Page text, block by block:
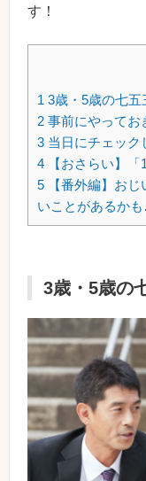
す！
1 3歳・5歳の七五
2 事前にやってお
3 当日にチェック
4 【おさらい】
5 【番外編】お
いことがあるか
3歳・5歳の